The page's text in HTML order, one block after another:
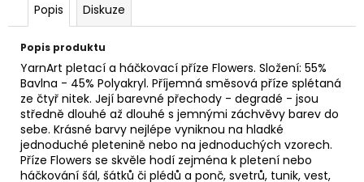
Popis Diskuze
Popis produktu
YarnArt pletací a háčkovací příze Flowers. Složení: 55%
Bavlna - 45% Polyakryl. Příjemná směsová příze splétaná
ze čtyř nitek. Její barevné přechody - degradé - jsou
středně dlouhé až dlouhé s jemnými záchvěvy barev do
sebe. Krásné barvy nejlépe vyniknou na hladké
jednoduché pletenině nebo na jednoduchých vzorech.
Příze Flowers se skvěle hodí zejména k pletení nebo
háčkování šál, šátků či plédů a ponč, svetrů, tunik, vest,
r
u
č
u
j
e
m
e